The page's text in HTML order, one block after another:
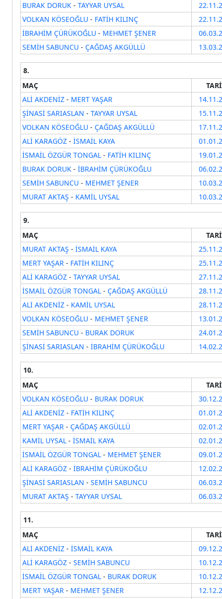
BURAK DORUK - TAYYAR UYSAL
VOLKAN KÖSEOĞLU - FATİH KILINÇ
İBRAHİM ÇÜRÜKOĞLU - MEHMET ŞENER
SEMİH SABUNCU - ÇAĞDAŞ AKGÜLLÜ
8.
MAÇ
ALİ AKDENİZ - MERT YAŞAR
ŞİNASİ SARIASLAN - TAYYAR UYSAL
VOLKAN KÖSEOĞLU - ÇAĞDAŞ AKGÜLLÜ
ALİ KARAGÖZ - İSMAİL KAYA
İSMAİL ÖZGÜR TONGAL - FATİH KILINÇ
BURAK DORUK - İBRAHİM ÇÜRÜKOĞLU
SEMİH SABUNCU - MEHMET ŞENER
MURAT AKTAŞ - KAMİL UYSAL
9.
MAÇ
MURAT AKTAŞ - İSMAİL KAYA
MERT YAŞAR - FATİH KILINÇ
ALİ KARAGÖZ - TAYYAR UYSAL
İSMAİL ÖZGÜR TONGAL - ÇAĞDAŞ AKGÜLLÜ
ALİ AKDENİZ - KAMİL UYSAL
VOLKAN KÖSEOĞLU - MEHMET ŞENER
SEMİH SABUNCU - BURAK DORUK
ŞİNASİ SARIASLAN - İBRAHİM ÇÜRÜKOĞLU
10.
MAÇ
VOLKAN KÖSEOĞLU - BURAK DORUK
ALİ AKDENİZ - FATİH KILINÇ
MERT YAŞAR - ÇAĞDAŞ AKGÜLLÜ
KAMİL UYSAL - İSMAİL KAYA
İSMAİL ÖZGÜR TONGAL - MEHMET ŞENER
ALİ KARAGÖZ - İBRAHİM ÇÜRÜKOĞLU
ŞİNASİ SARIASLAN - SEMİH SABUNCU
MURAT AKTAŞ - TAYYAR UYSAL
11.
MAÇ
ALİ AKDENİZ - İSMAİL KAYA
ALİ KARAGÖZ - SEMİH SABUNCU
İSMAİL ÖZGÜR TONGAL - BURAK DORUK
MERT YAŞAR - MEHMET ŞENER